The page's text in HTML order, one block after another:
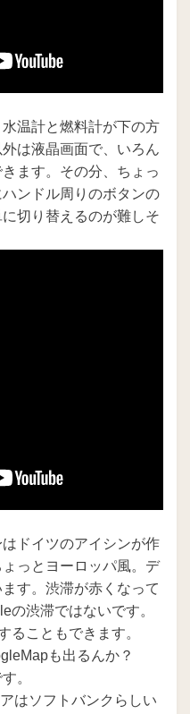
温計と燃料計が下の方
は液晶画面で、いろん
ます。その分、ちょっ
ンドル周りのボタンの
切り替えるのが難しそ
ドイツのアイシンが作
っとヨーロッパ風。デ
す。渋滞が赤くなって
の渋滞ではないです。
ることもできます。
も出るんか？
。
はソフトバンクらしい